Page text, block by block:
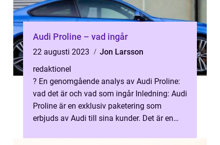
Audi Proline – vad ingår
22 augusti 2023
Jon Larsson
redaktionel
? En genomgående analys av Audi Proline:
vad det är och vad som ingår Inledning: Audi
Proline är en exklusiv paketering som
erbjuds av Audi till sina kunder. Det är en